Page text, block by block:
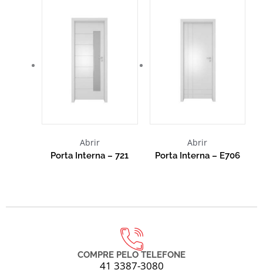
Abrir
Porta Interna – 721
Abrir
Porta Interna – E706
COMPRE PELO TELEFONE
41 3387-3080